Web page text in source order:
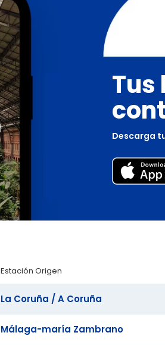
Tus
Descarga
Estación Origen
La Coruña / A Coruña
Málaga-maría Zambrano